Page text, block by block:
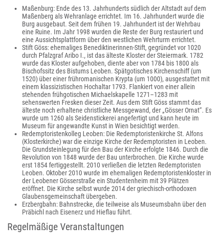
Maßenburg: Ende des 13. Jahrhunderts südlich der Altstadt auf dem
Maßenberg als Wehranlage errichtet. Im 16. Jahrhundert wurde die
Burg ausgebaut. Seit dem frühen 19. Jahrhundert ist der Wehrbau
eine Ruine. Im Jahr 1998 wurden die Reste der Burg restauriert und
eine Aussichtsplattform über den westlichen Wehrturm errichtet.
Stift Göss: ehemaliges Benediktinerinnen-Stift, gegründet vor 1020
durch Pfalzgraf Aribo I., ist das älteste Kloster der Steiermark. 1782
wurde das Kloster aufgehoben, diente aber von 1784 bis 1800 als
Bischofssitz des Bistums Leoben. Spätgotisches Kirchenschiff (um
1520) über einer frühromanischen Krypta (um 1000), ausgestattet mit
einem klassizistischen Hochaltar 1793. Flankiert von einer allein
stehenden frühgotischen Michaelskapelle 1271–1283 mit
sehenswerten Fresken dieser Zeit. Aus dem Stift Göss stammt das
älteste noch erhaltene christliche Messgewand, der „Gösser Ornat“. Es
wurde um 1260 als Seidenstickerei angefertigt und kann heute im
Museum für angewandte Kunst in Wien besichtigt werden.
Redemptoristenkolleg Leoben: Die Redemptoristenkirche St. Alfons
(Klosterkirche) war die einzige Kirche der Redemptoristen in Leoben.
Die Grundsteinlegung für den Bau der Kirche erfolgte 1846. Durch die
Revolution von 1848 wurde der Bau unterbrochen. Die Kirche wurde
erst 1854 fertiggestellt. 2010 verließen die letzten Redemptoristen
Leoben. Oktober 2010 wurde im ehemaligen Redemptoristenkloster in
der Leobener Gösserstraße ein Studentenheim mit 39 Plätzen
eröffnet. Die Kirche selbst wurde 2014 der griechisch-orthodoxen
Glaubensgemeinschaft übergeben.
Erzbergbahn: Bahnstrecke, die teilweise als Museumsbahn über den
Präbichl nach Eisenerz und Hieflau führt.
Regelmäßige Veranstaltungen